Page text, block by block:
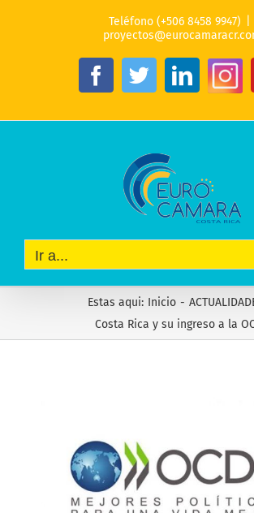
Teléfono (+506 8458 9947)
Facebook
Twitter
Ir a...
Estas aqui: Inicio -
Costa Rica y su ingreso a la